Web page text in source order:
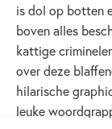
is dol op botten
boven alles
kattige
over deze
hilarische
leuke